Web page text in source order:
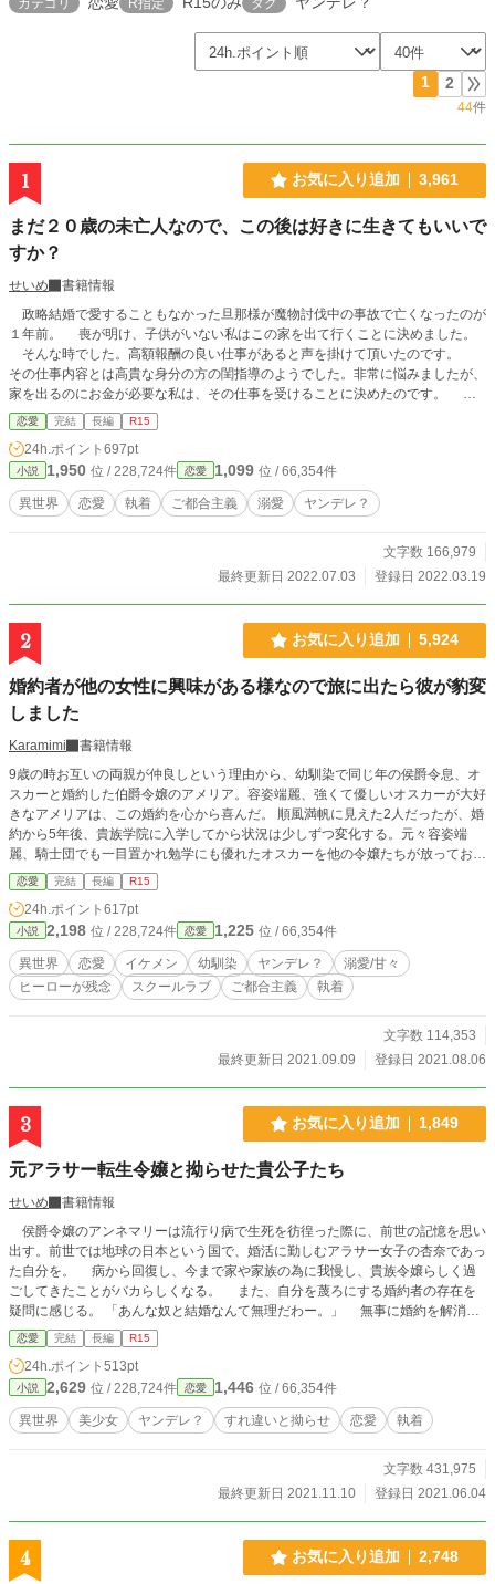
カテゴリ R指定 タグ
1 2
44件
1 お気に入り追加 3,961
まだ２０歳の未亡人なので、この後は好きに生きてもいいで
すか？
せいめ
書籍情報
政略結婚で愛することもなかった旦那様が魔物討伐中の事故で亡くなったのが
１年前。 喪が明け、子供がいない私はこの家を出て行くことに決めました。
そんな時でした。高額報酬の良い仕事があると声を掛けて頂いたのです。
その仕事内容とは高貴な身分の方の閨指導のようでした。非常に悩みましたが、
家を出るのにお金が必要な私は、その仕事を受けることに決めたのです。 閨
指導って、そんなに何度も会う必要ないですよね？しかも、指導が必要には見え
ませんでしたが…。 でも、高額な報酬なので文句は言いませんわ。 家を出
る資金を得た私は、今度こそ自由に好きなことをして生きていきたいと考えて旅
立つことに決めました。 その後、新しい生活を楽しんでいる私の所に現れた
のは……。 まずは亡くなったはずの旦那様との話から。 ご都合主
義です。 設定は緩いです。 誤字脱字申し訳ありません。 主人公の名前を
恋愛 完結 長編 R15
24h.ポイント 697pt
小説 1,950 位 / 228,724件 恋愛 1,099 位 / 66,354件
異世界 恋愛 執着 ご都合主義 溺愛 ヤンデレ？
文字数 166,979
最終更新日 2022.07.03
登録日 2022.03.19
2 お気に入り追加 5,924
婚約者が他の女性に興味がある様なので旅に出たら彼が豹変
しました
Karamimi
書籍情報
9歳の時お互いの両親が仲良しという理由から、幼馴染で同じ年の侯爵令息、オ
スカーと婚約した伯爵令嬢のアメリア。容姿端麗、強くて優しいオスカーが大好
きなアメリアは、この婚約を心から喜んだ。 順風満帆に見えた2人だったが、婚
約から5年後、貴族学院に入学してから状況は少しずつ変化する。元々容姿端
麗、騎士団でも一目置かれ勉学にも優れたオスカーを他の令嬢たちが放っておく
訳もなく、毎日たくさんの令嬢に囲まれるオスカー。 特に最近は、侯爵令嬢の
ミアと一緒に居る事も多くなった。自分より身分が高く美しいミアと幸せそうに
微笑むオスカーの姿を見たアメリアは、ある決意をする。 そんなアメリアに対
し、オスカーは… とても残念なヒーローと、行動派だが周りに流されやすいヒ
ロインのお話です。
恋愛 完結 長編 R15
24h.ポイント 617pt
小説 2,198 位 / 228,724件 恋愛 1,225 位 / 66,354件
異世界 恋愛 イケメン 幼馴染 ヤンデレ？
溺愛/甘々
ヒーローが残念
スクールラブ ご都合主義 執着
文字数 114,353
最終更新日 2021.09.09
登録日 2021.08.06
3 お気に入り追加 1,849
元アラサー転生令嬢と拗らせた貴公子たち
せいめ
書籍情報
侯爵令嬢のアンネマリーは流行り病で生死を彷徨った際に、前世の記憶を思い
出す。前世では地球の日本という国で、婚活に勤しむアラサー女子の杏奈であっ
た自分を。 病から回復し、今まで家や家族の為に我慢し、貴族令嬢らしく過
ごしてきたことがバカらしくなる。 また、自分を蔑ろにする婚約者の存在を
疑問に感じる。 「あんな奴と結婚なんて無理だわー。」 無事に婚約を解消
し、自分らしく生きていこうとしたところであったが、不慮の事故で亡くなって
しまう。 そして、死んだはずのアンネマリーは、また違う人物にまた生まれ
変わる。アンネマリーの記憶は殆ど無く、杏奈の記憶が強く残った状態で。
生まれ変わったのは、アンネマリーが亡くなってすぐ、アンネマリーの従姉妹の
マリーベルとしてだった。 マリーベルはアンネマリーの記憶がほぼ無いので
気付かないが、見た目だけでなく言動や所作がアンネマリーにとても似ているこ
恋愛 完結 長編 R15
24h.ポイント 513pt
小説 2,629 位 / 228,724件 恋愛 1,446 位 / 66,354件
異世界 美少女 ヤンデレ？ すれ違いと拗らせ 恋愛 執着
文字数 431,975
最終更新日 2021.11.10
登録日 2021.06.04
4 お気に入り追加 2,748